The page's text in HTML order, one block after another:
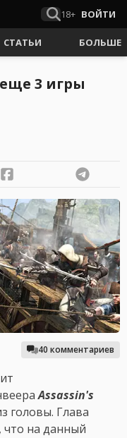
18+ ВОЙТИ
СТАТЬИ БОЛЬШЕ
3 игры
40 комментариев
Assassin's
головы. Глава
на данный